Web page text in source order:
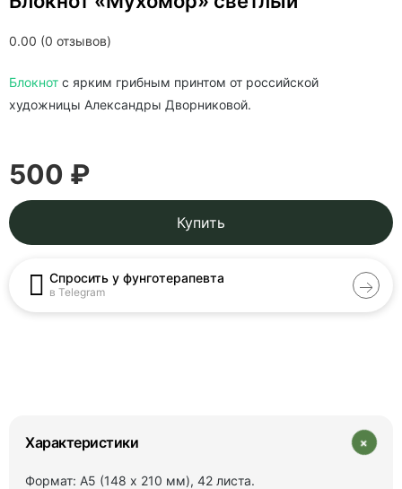
0.00 (0 отзывов)
Блокнот с ярким грибным принтом от российской
художницы Александры Дворниковой.
500 ₽
Купить
Спросить у фунготерапевта
в Telegram
Характеристики +
Формат: А5 (148 х 210 мм), 42 листа.